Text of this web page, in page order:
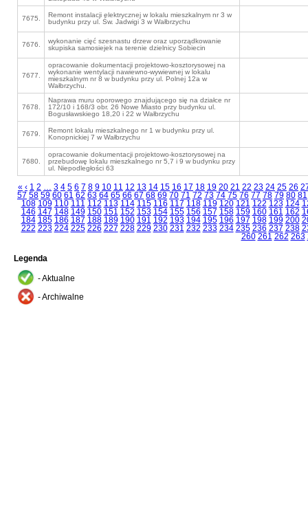
7675.
Remont instalacji elektrycznej w lokalu mieszkalnym nr 3 w
budynku przy ul. Św. Jadwigi 3 w Wałbrzychu
7676.
wykonanie cięć szesnastu drzew oraz uporządkowanie
skupiska samosiejek na terenie dzielnicy Sobiecin
7677.
opracowanie dokumentacji projektowo-kosztorysowej na
wykonanie wentylacji nawiewno-wywiewnej w lokalu
mieszkalnym nr 8 w budynku przy ul. Polnej 12a w
Wałbrzychu.
7678.
Naprawa muru oporowego znajdującego się na działce nr
172/10 i 168/3 obr. 26 Nowe Miasto przy budynku ul.
Bogusławskiego 18,20 i 22 w Wałbrzychu
7679.
Remont lokalu mieszkalnego nr 1 w budynku przy ul.
Konopnickiej 7 w Wałbrzychu
7680.
opracowanie dokumentacji projektowo-kosztorysowej na
przebudowę lokalu mieszkalnego nr 5,7 i 9 w budynku przy
ul. Niepodległości 63
« ‹ 1 2 … 3 4 5 6 7 8 9 10 11 12 13 14 15 16 17 18 19 20 21 22 23 24 25 26
57 58 59 60 61 62 63 64 65 66 67 68 69 70 71 72 73 74 75 76 77 78 79 80 81
108 109 110 111 112 113 114 115 116 117 118 119 120 121 122 123 124
146 147 148 149 150 151 152 153 154 155 156 157 158 159 160 161 162
184 185 186 187 188 189 190 191 192 193 194 195 196 197 198 199 200
222 223 224 225 226 227 228 229 230 231 232 233 234 235 236 237 238
260 261 262 263
Legenda
- Aktualne
- Archiwalne